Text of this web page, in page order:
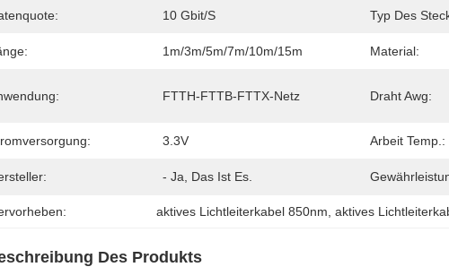
10 Gbit/s Typ Des
1m/3m/5m/7m/10m/15m Material:
FTTH-FTTB-FTTX-Netz Draht Awg:
3.3V Arbeit Temp.:
- Ja, Das Ist Es.
aktives Lichtleiterkabel 850nm , aktives
Des Produkts